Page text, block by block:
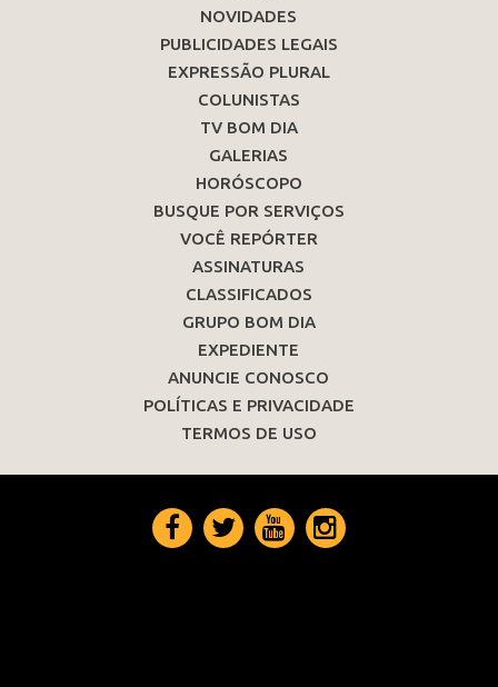
NOVIDADES
PUBLICIDADES LEGAIS
EXPRESSÃO PLURAL
COLUNISTAS
TV BOM DIA
GALERIAS
HORÓSCOPO
BUSQUE POR SERVIÇOS
VOCÊ REPÓRTER
ASSINATURAS
CLASSIFICADOS
GRUPO BOM DIA
EXPEDIENTE
ANUNCIE CONOSCO
POLÍTICAS E PRIVACIDADE
TERMOS DE USO